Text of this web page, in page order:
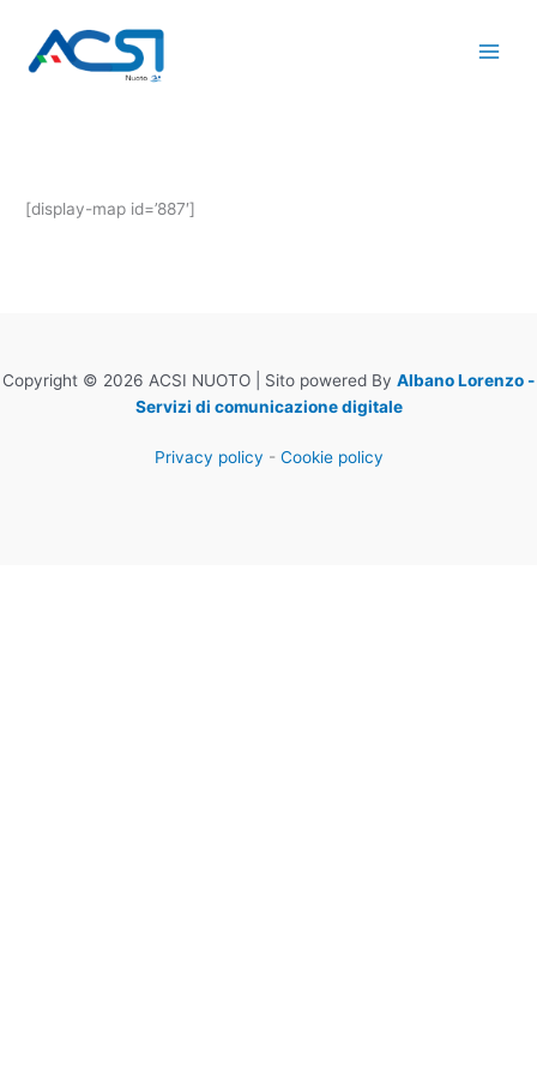
contenuto
[display-map id=’887′]
Copyright © 2026 ACSI NUOTO | Sito powered By Albano Lorenzo -
Servizi di comunicazione digitale
Privacy policy - Cookie policy